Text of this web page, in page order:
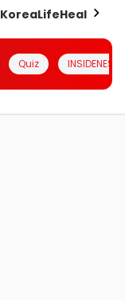
KoreaLifeHealth
Quiz INSIDENESIA